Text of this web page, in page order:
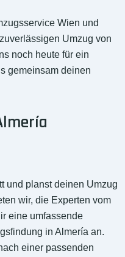
Wien und
Umzug von
noch heute für ein
gemeinsam deinen
und planst deinen Umzug
wir, die Experten vom
eine umfassende
in Almería an.
einer passenden